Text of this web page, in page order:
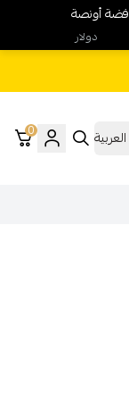
العربية 0
فضة أونصة
دولار